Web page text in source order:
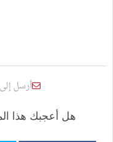
أرسل
هل أعجبك هذا